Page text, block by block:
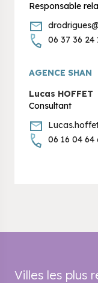
Responsable
06 37 36 24
AGENCE SHAN
Lucas HOFFET
Consultant
06 16 04 64
Villes les plus